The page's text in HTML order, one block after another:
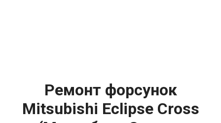
Ремонт форсунок
Mitsubishi Eclipse Cross